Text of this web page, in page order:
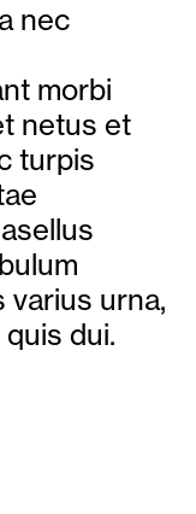
nec
morbi
netus et
turpis
varius urna,
dui.